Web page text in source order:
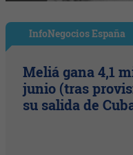
InfoNegocios España
Meliá gana 4,1
junio (tras
su salida de